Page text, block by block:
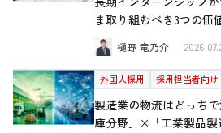
ま取り組むべき3つの価
樋野 竜乃介
外国人採用 採用担当者向け
製造業の物流はどっち
庫分野」×「工業製品製